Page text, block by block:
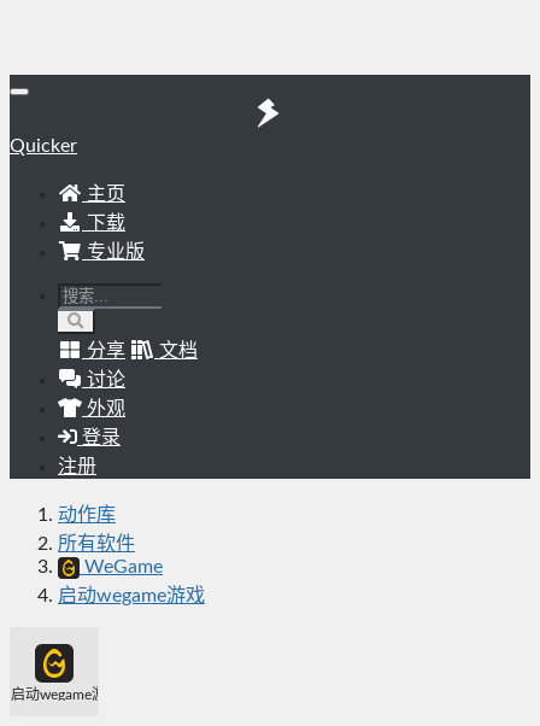
Quicker
主页
下载
专业版
分享
文档
讨论
外观
登录
注册
动作库
所有软件
WeGame
启动wegame游戏
启动wegame游戏